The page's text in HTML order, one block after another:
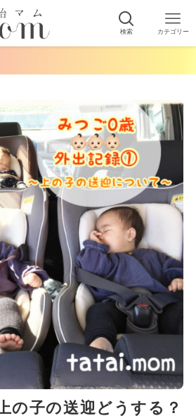
検索 カテゴリー
の子の送迎どうする？